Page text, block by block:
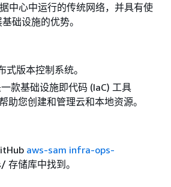
中心中运行的传统网络，并具有使
础设施的优势。
式版本控制系统。
款基础设施即代码 (IaC) 工具
助您创建和管理云和本地资源。
aws-sam infra-ops-
存储库中找到。